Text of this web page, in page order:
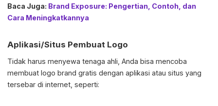
Baca Juga: Brand Exposure: Pengertian, Contoh, dan
Cara Meningkatkannya
Aplikasi/Situs Pembuat Logo
Tidak harus menyewa tenaga ahli, Anda bisa mencoba
membuat logo brand gratis dengan aplikasi atau situs yang
tersebar di internet, seperti: